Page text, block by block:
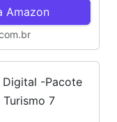
Amazon
-Pacote
Turismo 7